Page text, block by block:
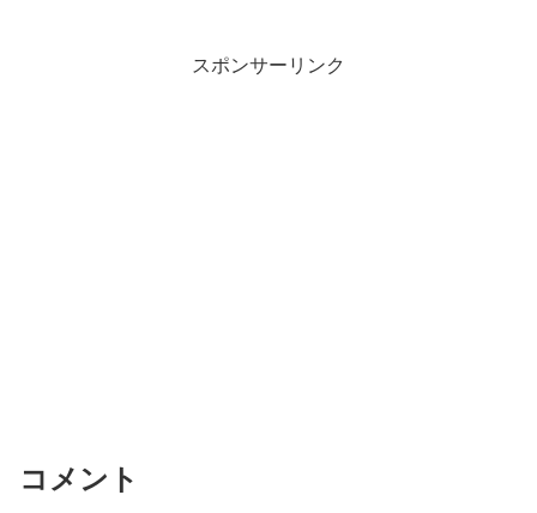
て癒着しているが故の神経痛と
ッドライトをつけていつもの稲荷
スポンサーリンク
コメント